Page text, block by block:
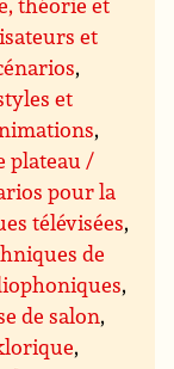
et
,
et
,
plateau /
pour la
télévisées,
de
,
de salon,
,